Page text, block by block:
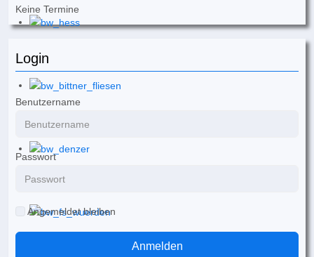
Keine Termine
Login
Benutzername
Passwort
Angemeldet bleiben
Anmelden